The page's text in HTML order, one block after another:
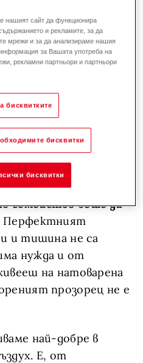
искахте да
дом и
отговори за
семейство беше да
Перфектният
и тишина не са
нужда и от
на натоварена
прозорец не е
най-добре в
Е, от
нашият сайт да функционира
и рекламите, за да
мрежи и за да анализираме нашия
за Вашата употреба на
рекламни партньори и партньори
бисквитките
бисквитки
бисквитки